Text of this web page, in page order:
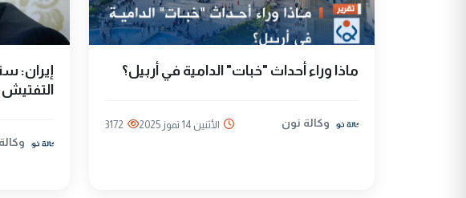
ماذا وراء أحداث "خبات" الدامية في أربيل؟
وكالة نون الأثنين 14 تموز 2025 3172
إيران: